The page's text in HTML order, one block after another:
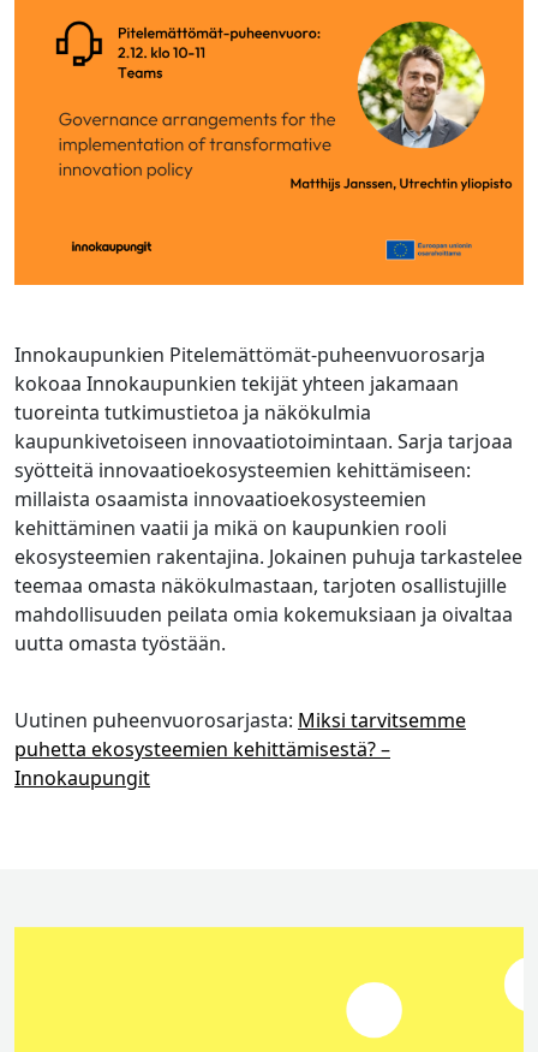
Innokaupunkien Pitelemättömät-puheenvuorosarja
kokoaa Innokaupunkien tekijät yhteen jakamaan
tuoreinta tutkimustietoa ja näkökulmia
kaupunkivetoiseen innovaatiotoimintaan. Sarja tarjoaa
syötteitä innovaatioekosysteemien kehittämiseen:
millaista osaamista innovaatioekosysteemien
kehittäminen vaatii ja mikä on kaupunkien rooli
ekosysteemien rakentajina. Jokainen puhuja tarkastelee
teemaa omasta näkökulmastaan, tarjoten osallistujille
mahdollisuuden peilata omia kokemuksiaan ja oivaltaa
uutta omasta työstään.
Uutinen puheenvuorosarjasta: Miksi tarvitsemme
puhetta ekosysteemien kehittämisestä? –
Innokaupungit